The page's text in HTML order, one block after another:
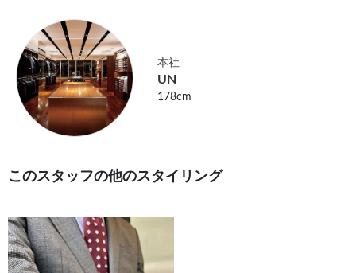
本社
UN
178cm
このスタッフの他のスタイリング